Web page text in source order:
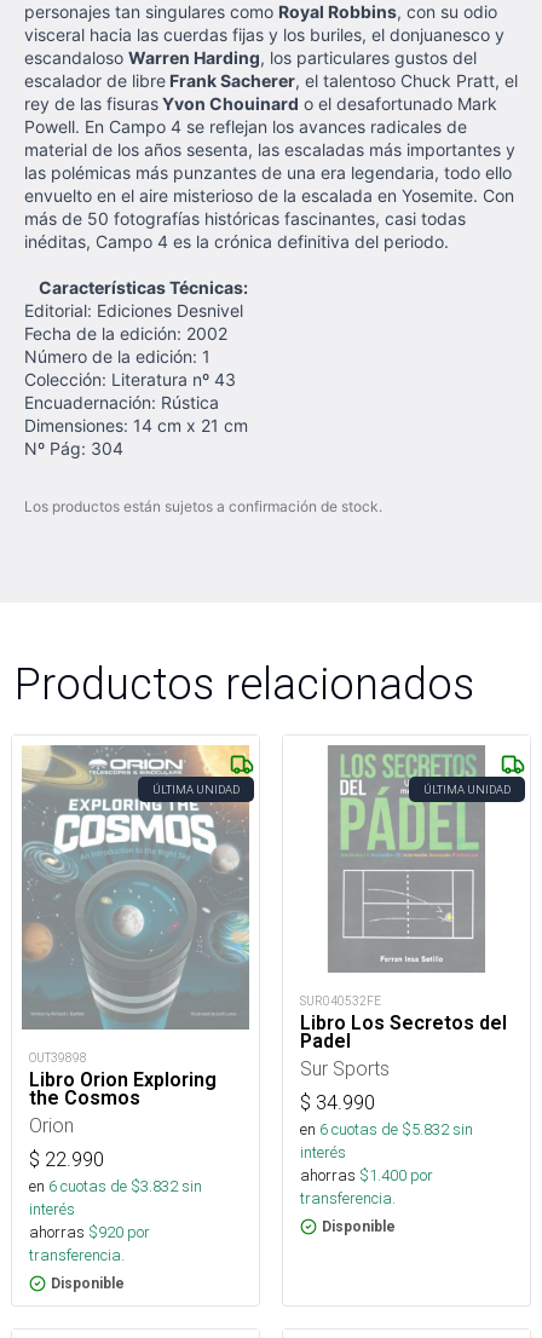
personajes tan singulares como Royal Robbins, con su odio
visceral hacia las cuerdas fijas y los buriles, el donjuanesco y
escandaloso Warren Harding, los particulares gustos del
escalador de libreFrank Sacherer, el talentoso Chuck Pratt, el
rey de las fisurasYvon Chouinard o el desafortunado Mark
Powell. En Campo 4 se reflejan los avances radicales de
material de los años sesenta, las escaladas más importantes y
las polémicas más punzantes de una era legendaria, todo ello
envuelto en el aire misterioso de la escalada en Yosemite. Con
más de 50 fotografías históricas fascinantes, casi todas
inéditas, Campo 4 es la crónica definitiva del periodo.
Características Técnicas:
Editorial: Ediciones Desnivel
Fecha de la edición: 2002
Número de la edición: 1
Colección: Literatura nº 43
Encuadernación: Rústica
Dimensiones: 14 cm x 21 cm
Nº Pág: 304
Los productos están sujetos a confirmación de stock.
Productos relacionados
ÚLTIMA UNIDAD
OUT39898
Libro Orion Exploring
the Cosmos
Orion
$ 22.990
en 6cuotas de $3.832sin
interés
ahorras $920 por
transferencia.
Disponible
ÚLTIMA UNIDAD
SUR040532FE
Libro Los Secretos del
Padel
Sur Sports
$ 34.990
en 6cuotas de $5.832sin
interés
ahorras $1.400 por
transferencia.
Disponible